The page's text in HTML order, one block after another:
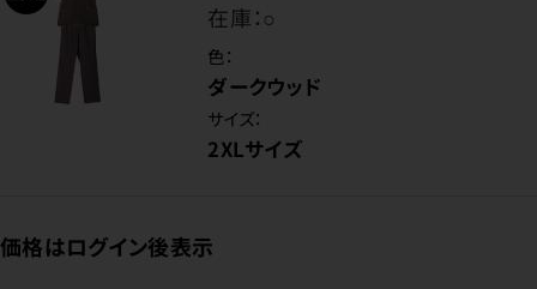
在庫：○
色：
ダークウッド
サイズ：
2XLサイズ
価格はログイン後表示